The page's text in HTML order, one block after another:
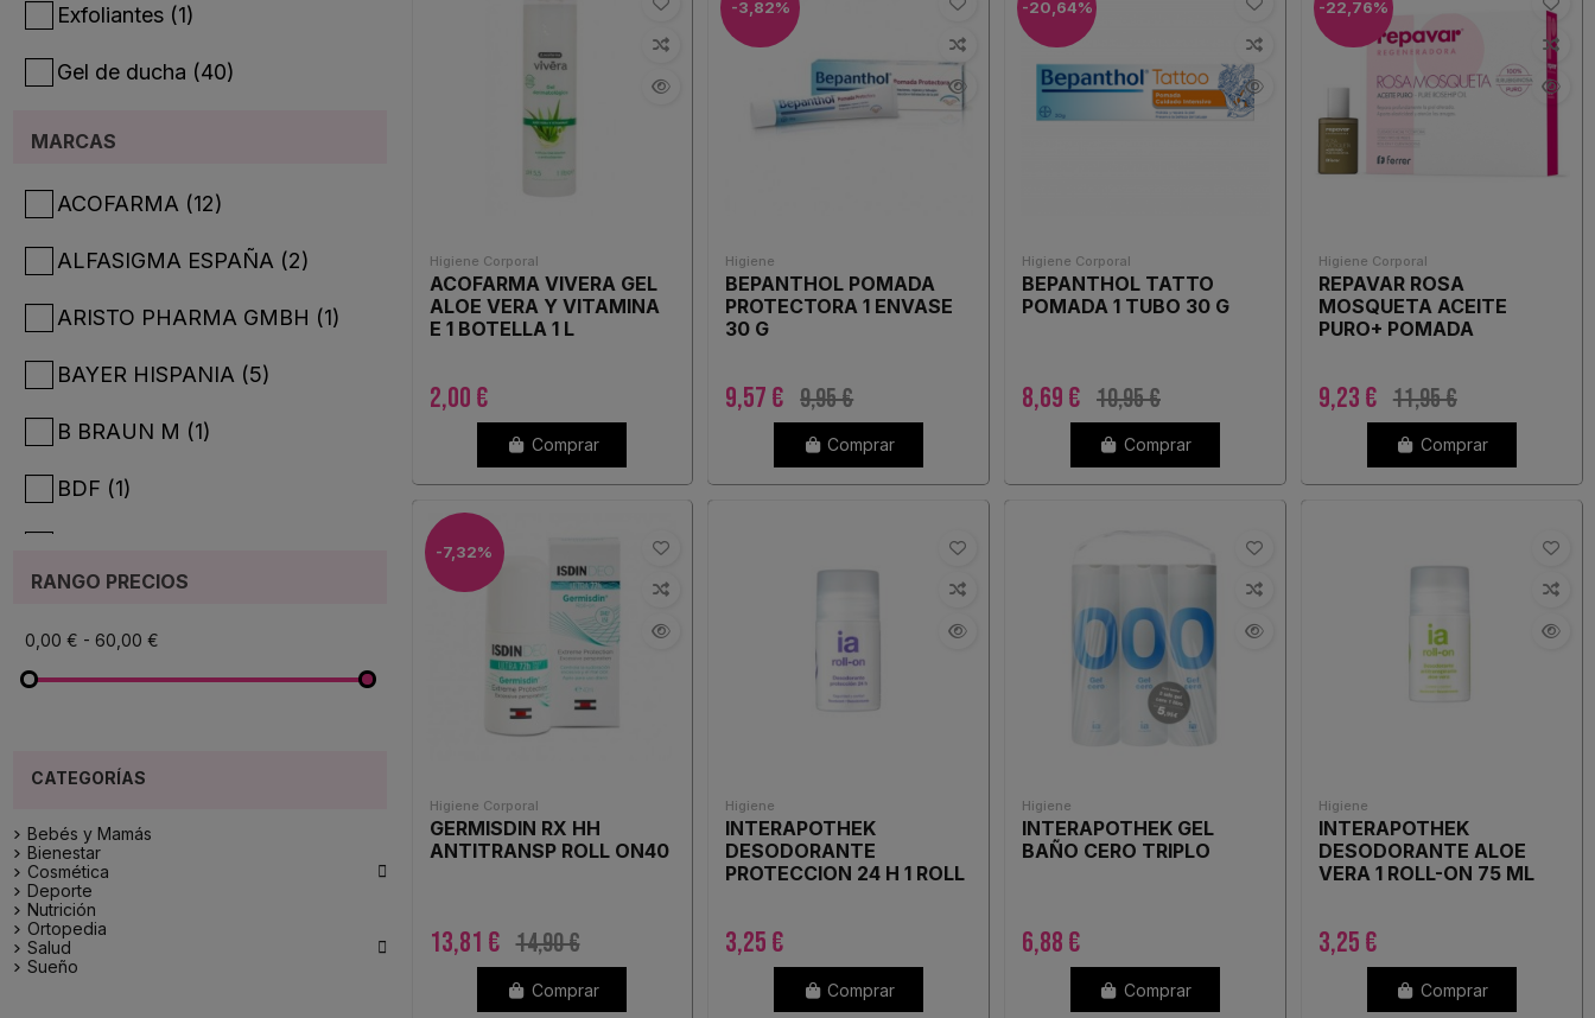
Higiene Corporal
ACOFARMA VIVERA GEL
ALOE VERA Y VITAMINA
E 1 BOTELLA 1 L
2,00 €
Comprar
-3,82%
Higiene
BEPANTHOL POMADA
PROTECTORA 1 ENVASE
30 G
9,57 € 9,95 €
Comprar
-20,64%
Higiene Corporal
BEPANTHOL TATTO
POMADA 1 TUBO 30 G
8,69 € 10,95 €
Comprar
-22,76%
Higiene Corporal
REPAVAR ROSA
MOSQUETA ACEITE
PURO+ POMADA
9,23 € 11,95 €
Comprar
-7,32%
Higiene Corporal
GERMISDIN RX HH
ANTITRANSP ROLL ON40
13,81 € 14,90 €
Comprar
Higiene
INTERAPOTHEK
DESODORANTE
PROTECCION 24 H 1 ROLL
3,25 €
Comprar
Higiene
INTERAPOTHEK GEL
BAÑO CERO TRIPLO
6,88 €
Comprar
Higiene
INTERAPOTHEK
DESODORANTE ALOE
VERA 1 ROLL-ON 75 ML
3,25 €
Comprar
Exfoliantes (1)
Gel de ducha (40)
Higiene (higiene corporal)
MARCAS
ACOFARMA (12)
ALFASIGMA ESPAÑA (2)
ARISTO PHARMA GMBH (1)
BAYER HISPANIA (5)
B BRAUN M (1)
BDF (1)
CERAVE
CINFA(3)
DERMOFARM
DFT EL GLOBO
RANGO PRECIOS
0,00 € - 60,00 €
Bebés y Mamás
Bienestar
Cosmética

Deporte
Nutrición
Ortopedia
Salud

Sueño